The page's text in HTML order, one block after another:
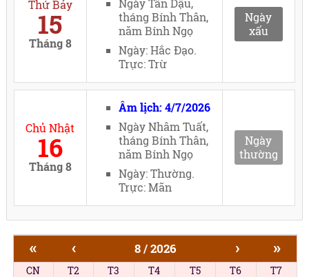
Thứ Bảy
15
Tháng 8
tháng Bính Thân,
năm Bính Ngọ
Ngày: Hắc Đạo.
Trực: Trừ
Ngày
xấu
Chủ Nhật
16
Tháng 8
Âm lịch: 4/7/2026
Ngày Nhâm Tuất,
tháng Bính Thân,
năm Bính Ngọ
Ngày: Thường.
Trực: Mãn
Ngày
thường
« ‹ 8 / 2026 › »
CN T2 T3 T4 T5 T6 T7